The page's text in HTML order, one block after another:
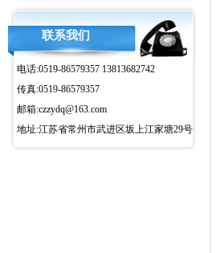
联系我们
电话:0519-86579357 13813682742
传真:0519-86579357
邮箱:czzydq@163.com
地址:江苏省常州市武进区坂上江家塘29号